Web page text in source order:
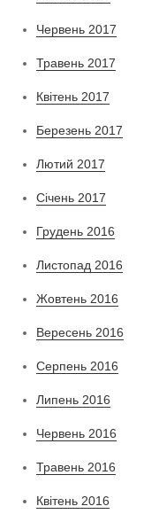
Червень 2017
Травень 2017
Квітень 2017
Березень 2017
Лютий 2017
Січень 2017
Грудень 2016
Листопад 2016
Жовтень 2016
Вересень 2016
Серпень 2016
Липень 2016
Червень 2016
Травень 2016
Квітень 2016